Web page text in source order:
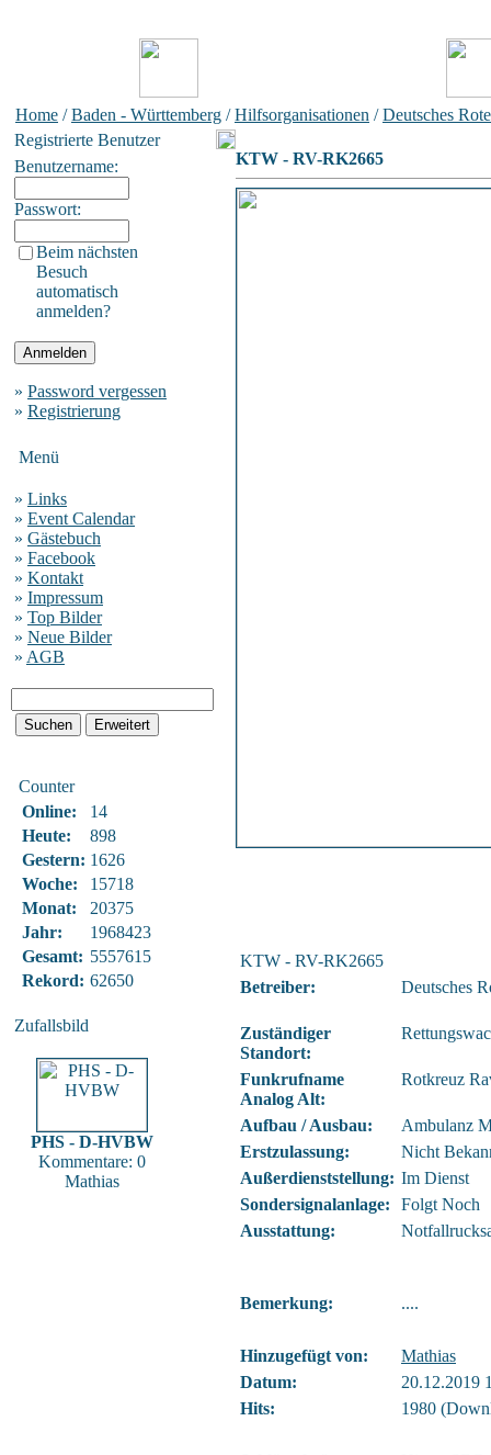
Home /Baden - Württemberg /Hilfsorganisationen /Deutsches
Registrierte Benutzer
Benutzername:
Passwort:
Beim nächsten
Besuch
automatisch
anmelden?
» Password vergessen
» Registrierung
Menü
» Links
» Event Calendar
» Gästebuch
» Facebook
» Kontakt
» Impressum
» Top Bilder
» Neue Bilder
» AGB
Counter
Online:
14
Heute:
898
Gestern: 1626
Woche:
15718
Monat:
20375
Jahr:
1968423
Gesamt: 5557615
Rekord: 62650
Zufallsbild
PHS - D-HVBW
Kommentare: 0
Mathias
KTW - RV-RK2665
KTW - RV-RK2665
Betreiber:
Deutsches
Zuständiger
Standort:
Funkrufname
Analog Alt:
Rotkreuz
Aufbau / Ausbau:
Ambulanz
Erstzulassung:
Nicht
Außerdienststellung: Im Dienst
Sondersignalanlage:
Folgt Noch
Ausstattung:
Bemerkung: ....
Hinzugefügt von:
Mathias
Datum:
20.12.2019
Hits:
1980